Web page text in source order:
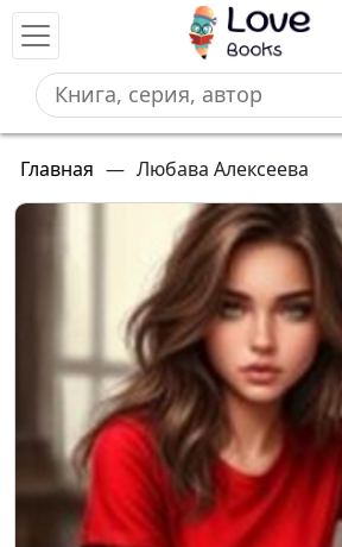
Главная — Любава Алексеева